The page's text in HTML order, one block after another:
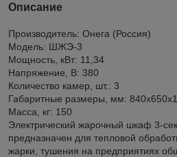
Описание
Производитель: Онега (Россия)
Модель: ШЖЭ-3
Мощность, кВт: 11,34
Напряжение, В: 380
Количество камер, шт.: 3
Габаритные размеры, мм:
Масса, кг: 150
Электрический жарочный шкаф 3-
предназначен для тепловой
жарки, тушения на предприятиях